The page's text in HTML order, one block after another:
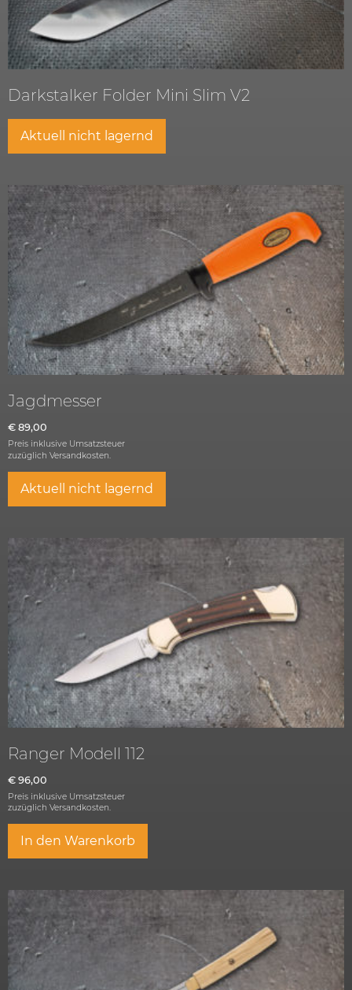
Darkstalker Folder Mini Slim V2
Aktuell nicht lagernd
Jagdmesser
€ 89,00
Preis inklusive Umsatzsteuer
zuzüglich Versandkosten.
Aktuell nicht lagernd
Ranger Modell 112
€ 96,00
Preis inklusive Umsatzsteuer
zuzüglich Versandkosten.
In den Warenkorb